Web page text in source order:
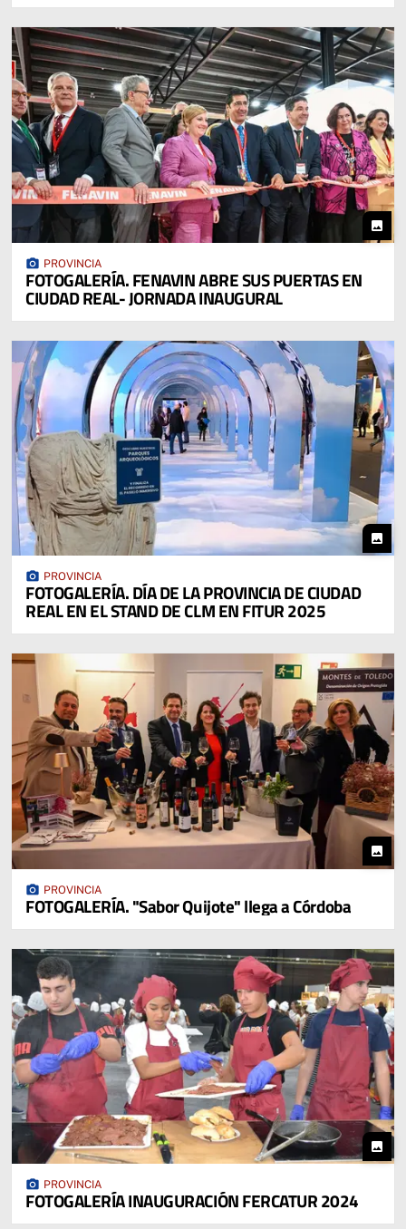
photo
photo_camera PROVINCIA
FOTOGALERÍA. FENAVIN ABRE SUS PUERTAS EN
CIUDAD REAL- JORNADA INAUGURAL
photo
photo_camera PROVINCIA
FOTOGALERÍA. DÍA DE LA PROVINCIA DE CIUDAD
REAL EN EL STAND DE CLM EN FITUR 2025
photo
photo_camera PROVINCIA
FOTOGALERÍA. "Sabor Quijote" llega a Córdoba
photo
photo_camera PROVINCIA
FOTOGALERÍA INAUGURACIÓN FERCATUR 2024